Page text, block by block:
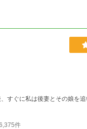
係のない方は出て行ってくださる？」 父の死後、すぐに私は後妻と
件